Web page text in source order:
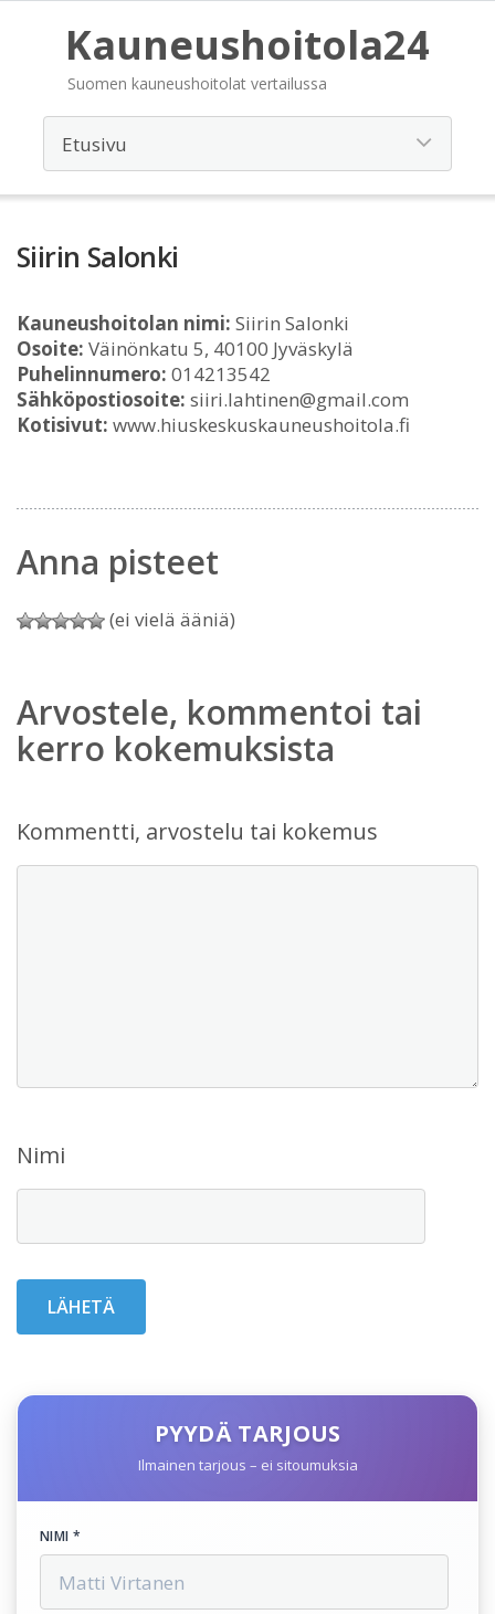
Kauneushoitola24
Suomen kauneushoitolat vertailussa
Siirin Salonki
Kauneushoitolan nimi: Siirin Salonki
Osoite: Väinönkatu 5, 40100 Jyväskylä
Puhelinnumero: 014213542
Sähköpostiosoite: siiri.lahtinen@gmail.com
Kotisivut: www.hiuskeskuskauneushoitola.fi
Anna pisteet
(ei vielä ääniä)
Arvostele, kommentoi tai
kerro kokemuksista
Kommentti, arvostelu tai kokemus
Nimi
PYYDÄ TARJOUS
Ilmainen tarjous – ei sitoumuksia
NIMI *